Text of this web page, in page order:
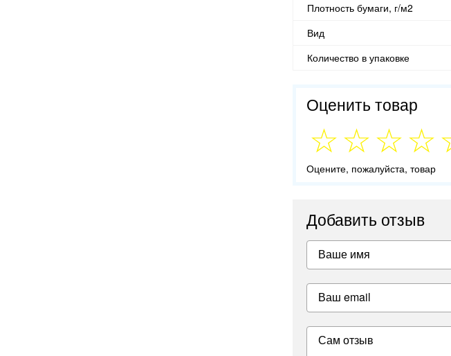
Плотность бумаги, г/м2
Вид
Количество в упаковке
Оценить товар
Оцените, пожалуйста, товар
Добавить отзыв
Ваше имя
Ваш email
Сам отзыв